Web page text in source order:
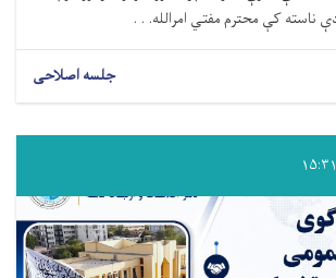
ناسته کې محترم مفتي امرالله. . .
جلسه اصلاحی